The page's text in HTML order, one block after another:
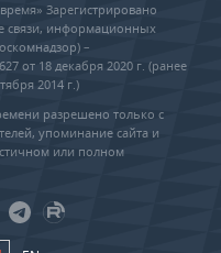
Зарегистрировано
связи, информационных
–
от 18 декабря 2020 г. (ранее
2014 г.)
разрешено только с
упоминание сайта и
или полном